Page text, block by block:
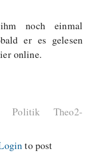
noch einmal
er es gelesen
online.
Politik
Theo2-
to post